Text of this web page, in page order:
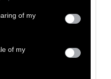
of my
of my
Υποδοχής της
έξι φορές τις
του.